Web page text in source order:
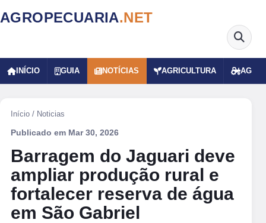
AGROPECUARIA.NET
INÍCIO GUIA NOTÍCIAS AGRICULTURA
Início / Noticias
Publicado em Mar 30, 2026
Barragem do Jaguari deve
ampliar produção rural e
fortalecer reserva de água
em São Gabriel